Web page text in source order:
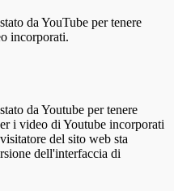
da YouTube per tenere
incorporati.
da Youtube per tenere
i video di Youtube incorporati
del sito web sta
dell'interfaccia di